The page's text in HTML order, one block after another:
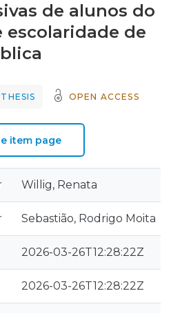
de alunos do
escolaridade de
OPEN ACCESS
item page
Willig, Renata
Sebastião, Rodrigo Moita
2026-03-26T12:28:22Z
2026-03-26T12:28:22Z